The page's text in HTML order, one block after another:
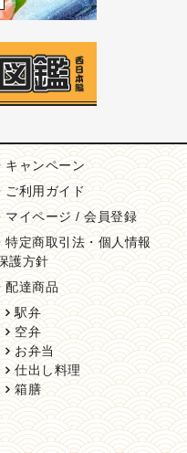
配達商品
駅弁
空弁
お弁当
仕出し料理
箱膳
キャンペーン
ご利用ガイド
マイページ / 会員登録
特定商取引法・個人情報
護方針